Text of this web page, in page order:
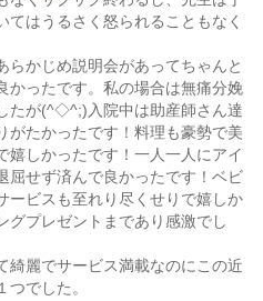
はうるさく怒られることもなく
らかじめ説明会があってちゃんと
かったです。私の場合は無痛分娩
たが(^◇^;)入院中は助産師さん達
がたかったです！料理も豪勢で美
嬉しかったです！一人一人にアイ
屈せず済んで良かったです！ベビ
ービスも至れり尽くせりで嬉しか
グプレゼントまであり感激でし
綺麗でサービス満載なのにこの近
でした。